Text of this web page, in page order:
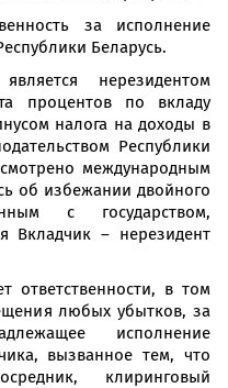
за исполнение
Беларусь.
нерезидентом
процентов по вкладу
налога на доходы в
Республики
международным
об избежании двойного
с государством,
Вкладчик – нерезидент
ответственности, в том
любых убытков, за
исполнение
вызванное тем, что
клиринговый